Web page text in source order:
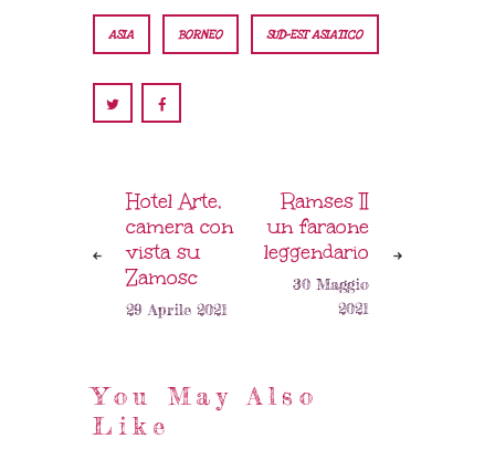
ASIA BORNEO SUD-EST ASIATICO
Hotel Arte,
camera con
vista su
Zamosc
29 Aprile 2021
Ramses II
un faraone
leggendario
30 Maggio
2021
You May Also
Like